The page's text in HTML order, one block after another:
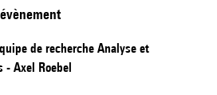
de recherche Analyse et
- Axel Roebel